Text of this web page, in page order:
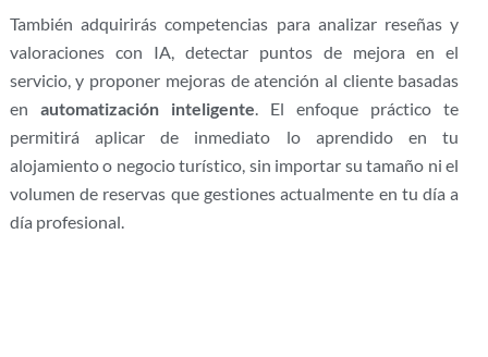
También adquirirás competencias para analizar reseñas y
valoraciones con IA, detectar puntos de mejora en el
servicio, y proponer mejoras de atención al cliente basadas
en automatización inteligente. El enfoque práctico te
permitirá aplicar de inmediato lo aprendido en tu
alojamiento o negocio turístico, sin importar su tamaño ni el
volumen de reservas que gestiones actualmente en tu día a
día profesional.